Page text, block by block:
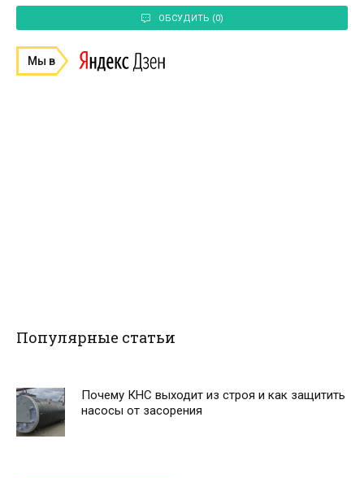
ОБСУДИТЬ (0)
Мы в
Популярные статьи
Почему КНС выходит из строя и как защитить
насосы от засорения